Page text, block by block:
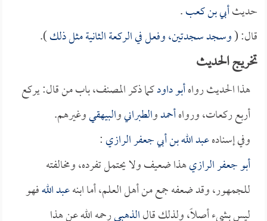
حديثأبي بن كعب.
قال: (وسجد سجدتين، وفعل في الركعة الثانية مثل ذلك).
تخريج الحديث
هذا الحديث رواهأبو داودكما ذكر المصنف، باب من قال: يركع
أربع ركعات، ورواهأحمدوالطبرانيوالبيهقيوغيرهم.
وفي إسنادهعبد الله بن أبي جعفر الرازي:
أبو جعفر الرازيهذا ضعيف ولا يحتمل تفرده، ومخالفته
للجمهور، وقد ضعفه جمع من أهل العلم، أما ابنهعبد اللهفهو
ليس بشيء أصلاً، ولذلك قالالذهبيرحمه الله عن هذا